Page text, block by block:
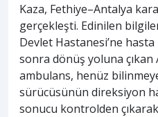
Kaza, Fethiye–Antalya
gerçekleşti. Edinilen
Devlet Hastanesi’ne
sonra dönüş yoluna çıkan
ambulans, henüz
sürücüsünün direksiyon
sonucu kontrolden